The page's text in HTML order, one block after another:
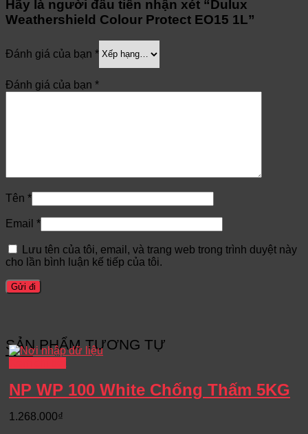
Hãy là người đầu tiên nhận xét “Dulux
Weathershield Colour Protect EO15 1L”
Đánh giá của bạn *
Đánh giá của bạn *
Tên *
Email *
Lưu tên của tôi, email, và trang web trong trình duyệt này
cho lần bình luận kế tiếp của tôi.
SẢN PHẨM TƯƠNG TỰ
NP WP 100 White Chống Thấm 5KG
1.268.000₫